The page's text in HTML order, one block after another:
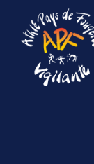
Passer
contenu